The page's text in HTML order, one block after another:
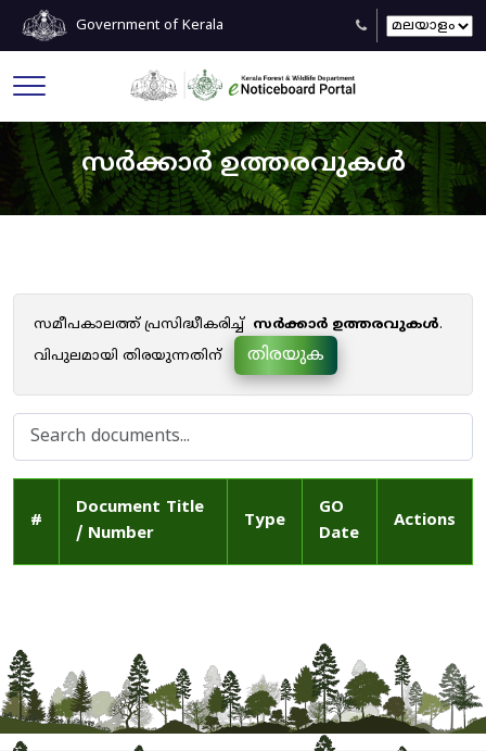
Government of Kerala
സർക്കാർ ഉത്തരവുകൾ
സമീപകാലത്ത് പ്രസിദ്ധീകരിച്ച് സർക്കാർ ഉത്തരവുകൾ.
വിപുലമായി തിരയുന്നതിന്
തിരയുക
#
Document Title
/ Number
Type
GO
Date
Actions